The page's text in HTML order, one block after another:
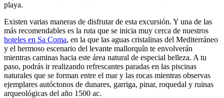
playa.
Existen varias maneras de disfrutar de esta excursión. Y una de las
más recomendables es la ruta que se inicia muy cerca de nuestros
hoteles en Sa Coma, en la que las aguas cristalinas del Mediterráneo
y el hermoso escenario del levante mallorquín te envolverán
mientras caminas hacia este área natural de especial belleza. A tu
paso, podrás ir realizando refrescantes paradas en las piscinas
naturales que se forman entre el mar y las rocas mientras observas
ejemplares autóctonos de dunares, garriga, pinar, roquedal y ruinas
arqueológicas del año 1500 ac.